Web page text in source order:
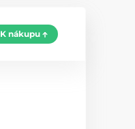
K nákupu